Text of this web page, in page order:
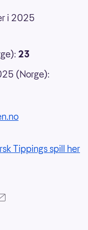
i 2025
23
(Norge):
Tippings spill her